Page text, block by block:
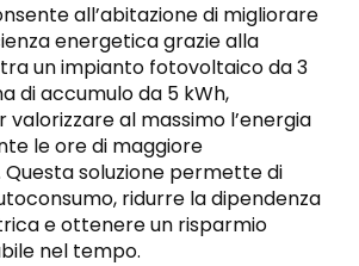
all’abitazione di migliorare
energetica grazie alla
un impianto fotovoltaico da 3
di accumulo da 5 kWh,
al massimo l’energia
le ore di maggiore
soluzione permette di
ridurre la dipendenza
e ottenere un risparmio
nel tempo.